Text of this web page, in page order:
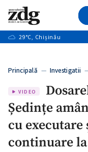
+7
+1
+1
Caută
29°C, Chișinău
Principală — Investigatii
VIDEO
Ședințe
cu executare
continuare